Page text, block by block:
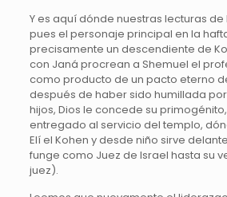
Y es aquí dónde nuestras lecturas
pues el personaje principal en la
precisamente un descendiente de
con Janá procrean a Shemuel el
como producto de un pacto eterno
después de haber sido humillada
hijos, Dios le concede su
entregado al servicio del templo,
Elí el Kohen y desde niño sirve
funge como Juez de Israel hasta su
juez).